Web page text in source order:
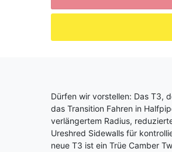
Dürfen wir vorstellen: Das T3,
das Transition Fahren in
verlängertem Radius,
Ureshred Sidewalls für
neue T3 ist ein Trüe Camber